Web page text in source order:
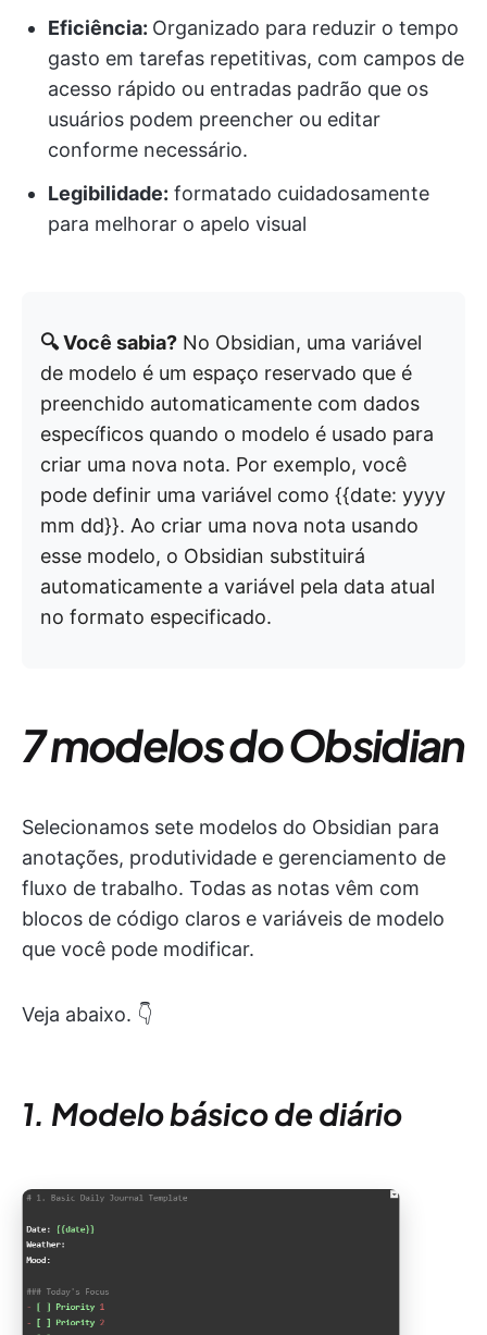
Eficiência: Organizado para reduzir o tempo
gasto em tarefas repetitivas, com campos de
acesso rápido ou entradas padrão que os
usuários podem preencher ou editar
conforme necessário.
Legibilidade: formatado cuidadosamente
para melhorar o apelo visual
🔍 Você sabia? No Obsidian, uma variável
de modelo é um espaço reservado que é
preenchido automaticamente com dados
específicos quando o modelo é usado para
criar uma nova nota. Por exemplo, você
pode definir uma variável como {{date: yyyy
mm dd}}. Ao criar uma nova nota usando
esse modelo, o Obsidian substituirá
automaticamente a variável pela data atual
no formato especificado.
7 modelos do Obsidian
Selecionamos sete modelos do Obsidian para
anotações, produtividade e gerenciamento de
fluxo de trabalho. Todas as notas vêm com
blocos de código claros e variáveis de modelo
que você pode modificar.
Veja abaixo. 👇
1. Modelo básico de diário